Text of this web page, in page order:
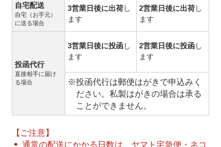
自宅配送
自宅（お手元）
に送る場合
3営業日後に出荷し
ます
2営業日後に出荷し
ます
投函代行
直接相手に届け
る場合
3営業日後に投函し
ます
2営業日後に投函し
ます
※投函代行は郵便はがきで申込みく
ださい。私製はがきの場合は承る
ことができません。
【ご注意】
通常の配送にかかる日数は、ヤマト宅急便・ネコ